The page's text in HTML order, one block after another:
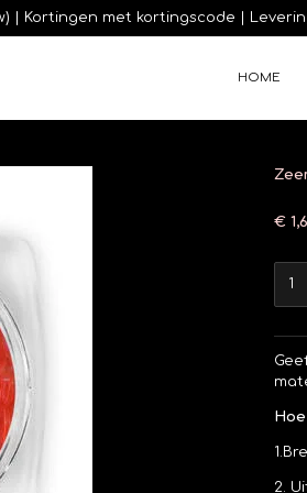
| Kortingen met kortingscode |
HOME
€
2.